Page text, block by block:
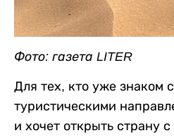
Фото: газета LITER
Для тех, кто уже знаком
туристическими
и хочет открыть страну